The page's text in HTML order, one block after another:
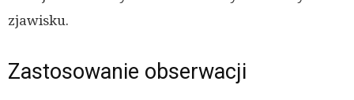
zjawisku.
Zastosowanie obserwacji